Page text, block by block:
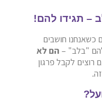
– תגידו להם!
כשאנחנו חושבים
"בלב" – הם לא
רוצים לקבל פרגון